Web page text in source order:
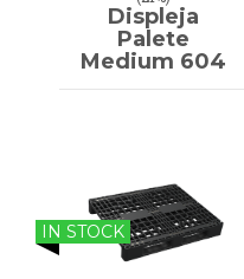
Displeja
Palete
Medium 604
IN STOCK